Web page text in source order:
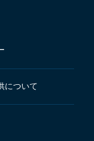
について